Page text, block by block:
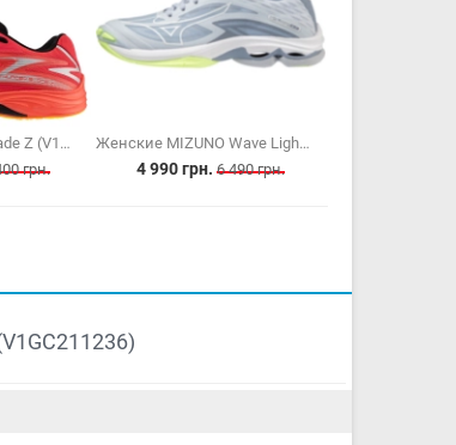
MIZUNO Thunder Blade Z (V1GA237002)
грн.
Женские MIZUNO Wave Lightning Z7 (V1GC220002)
4 990 грн. 6 490 грн.